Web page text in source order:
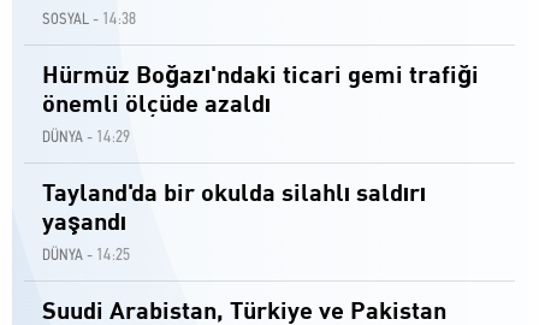
SOSYAL - 14:38
Hürmüz Boğazı'ndaki ticari gemi trafiği
önemli ölçüde azaldı
DÜNYA - 14:29
Tayland'da bir okulda silahlı saldırı
yaşandı
DÜNYA - 14:25
Suudi Arabistan, Türkiye ve Pakistan